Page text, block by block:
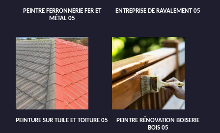
PEINTRE FERRONNERIE FER ET
MÉTAL 05
ENTREPRISE DE RAVALEMENT 05
PEINTURE SUR TUILE ET TOITURE 05
PEINTRE RÉNOVATION BOISERIE
BOIS 05